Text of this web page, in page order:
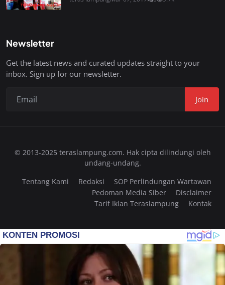
Newsletter
Get the latest news and curated updates straight to your
inbox. Sign up for our newsletter.
Join
© 2013-2025 teraslampung.com. Hak cipta dilindungi oleh
undang-undang.
Tentang Kami
Redaksi
SOP Perlindungan Wartawan
Pedoman Media Siber
Disclaimer
Tarif Iklan Teraslampung
Kontak